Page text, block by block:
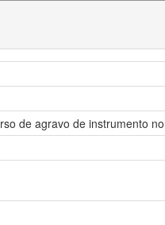
de agravo de instrumento